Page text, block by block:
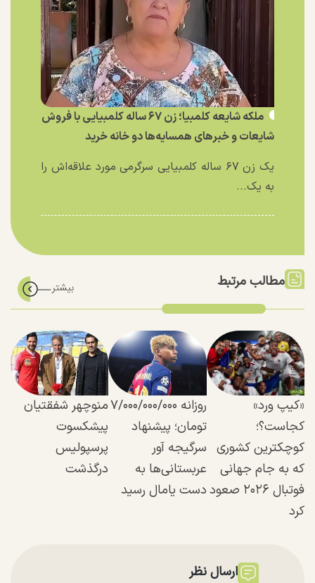
ملکه شایعه کلمبیا؛ زن ۶۷ ساله کلمبیایی با فروش
شایعات و خبر‌های همسایه‌ها دو خانه خرید
یک زن ۶۷ ساله کلمبیایی سرگرمی مورد علاقه‌اش را
به یک...
مطالب مرتبط
«کیپ ورد»
کجاست؟؛
کوچکترین کشوری
که به جام جهانی
فوتبال ۲۰۲۶ صعود
کرد
روزانه ۷/۰۰۰/۰۰۰/۰۰۰
تومان؛ پیشنهاد
سرگیجه آور
عربستانی‌ها به
دست یامال رسید
منوچهر شفقتیان
پیشکسوت
پرسپولیس
درگذشت
ارسال نظر